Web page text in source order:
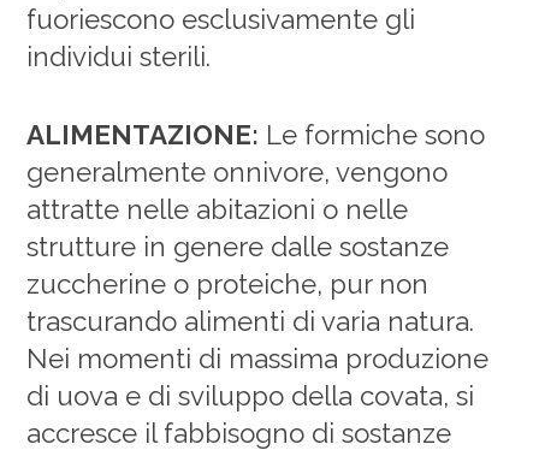
fuoriescono esclusivamente gli
individui sterili.
ALIMENTAZIONE: Le formiche sono
generalmente onnivore, vengono
attratte nelle abitazioni o nelle
strutture in genere dalle sostanze
zuccherine o proteiche, pur non
trascurando alimenti di varia natura.
Nei momenti di massima produzione
di uova e di sviluppo della covata, si
accresce il fabbisogno di sostanze